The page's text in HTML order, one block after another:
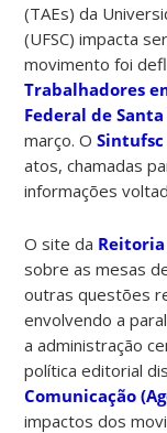
(TAEs) da
(UFSC)impacta
movimento foi
Trabalhadores
Federal de
março. OSintufsc
atos, chamadas
informações
O site da Reitoria
sobre as mesas
outras questões
envolvendo a
a administração
política editorial
Comunicação
impactos dos